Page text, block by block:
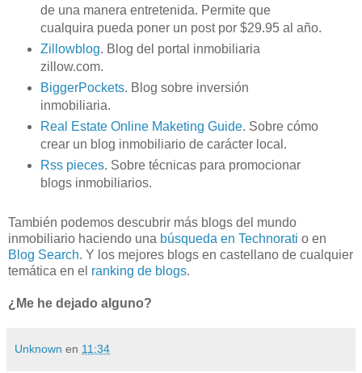
de una manera entretenida. Permite que
cualquira pueda poner un post por $29.95 al año.
Zillowblog. Blog del portal inmobiliaria
zillow.com.
BiggerPockets. Blog sobre inversión
inmobiliaria.
Real Estate Online Maketing Guide. Sobre cómo
crear un blog inmobiliario de carácter local.
Rss pieces. Sobre técnicas para promocionar
blogs inmobiliarios.
También podemos descubrir más blogs del mundo
inmobiliario haciendo una búsqueda en Technorati o en
Blog Search. Y los mejores blogs en castellano de cualquier
temática en el ranking de blogs.
¿Me he dejado alguno?
Unknown en 11:34